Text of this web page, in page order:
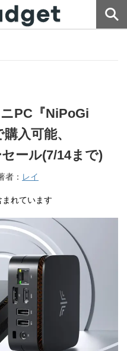
ニPC『NiPoGi
入可能、
ール(7/14まで)
者： レイ
れています